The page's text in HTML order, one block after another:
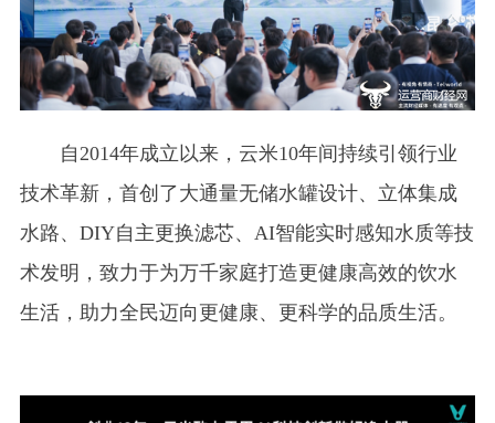
自2014年成立以来，云米10年间持续引领行业
技术革新，首创了大通量无储水罐设计、立体集成
水路、DIY自主更换滤芯、AI智能实时感知水质等技
术发明，致力于为万千家庭打造更健康高效的饮水
生活，助力全民迈向更健康、更科学的品质生活。